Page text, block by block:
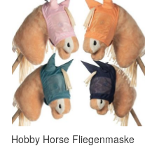
Hobby Horse Fliegenmaske